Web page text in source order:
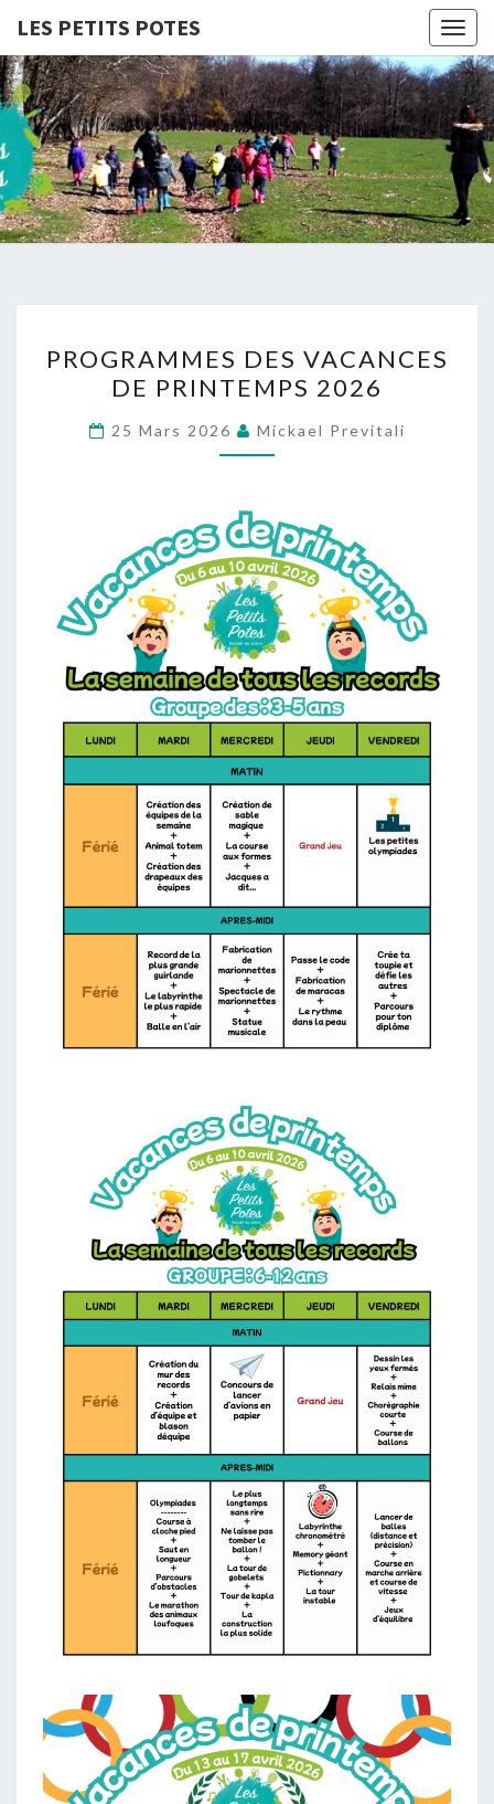
LES PETITS POTES
LES
PETITS
POTES
Association
D'accueil
De Loisirs
DES
VACANCES
DE
PRINTEMPS
PROGRAMMES DES VACANCES
DE PRINTEMPS 2026
25 Mars 2026 Mickael Previtali